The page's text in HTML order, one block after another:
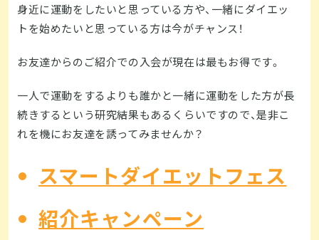
身近に運動をしたいと思っている方や、一緒にダイエッ
トを始めたいと思っている方は今がチャンス！
お友達からのご紹介での入会が現在は最もお得です。
一人で運動をするよりも誰かと一緒に運動をした方が長
続きするという研究結果もあるくらいですので、是非こ
れを機にお友達を誘ってみませんか？
スマートダイエットフェス
紹介キャンペーン